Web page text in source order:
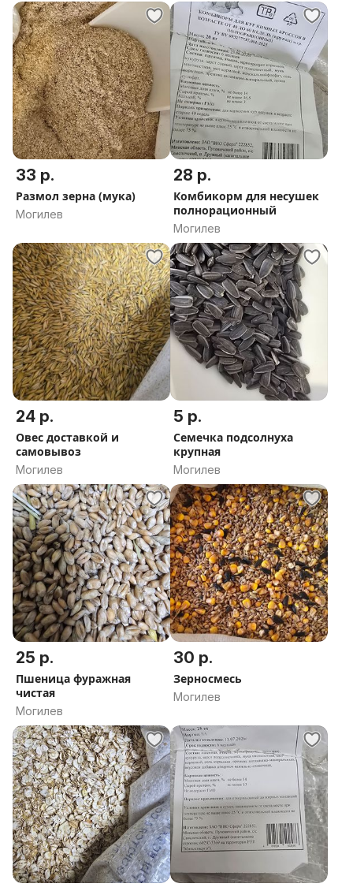
33 р.
Размол зерна (мука)
Могилев
28 р.
Комбикорм для несушек
полнорационный
Могилев
24 р.
Овес доставкой и
самовывоз
Могилев
5 р.
Семечка подсолнуха
крупная
Могилев
25 р.
Пшеница фуражная
чистая
Могилев
30 р.
Зерносмесь
Могилев